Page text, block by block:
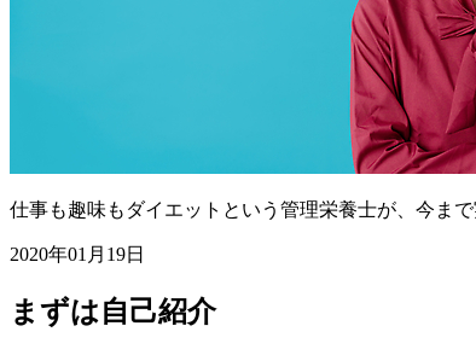
仕事も趣味もダイエットという管理栄養士が、今ま
2020年01月19日
まずは自己紹介